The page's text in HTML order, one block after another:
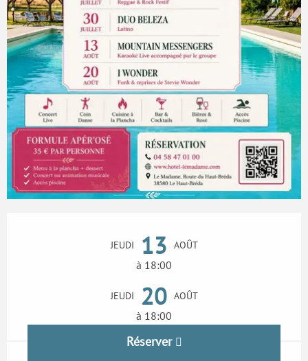
JEUDI 13 AOÛT
à 18:00
JEUDI 20 AOÛT
à 18:00
Réserver